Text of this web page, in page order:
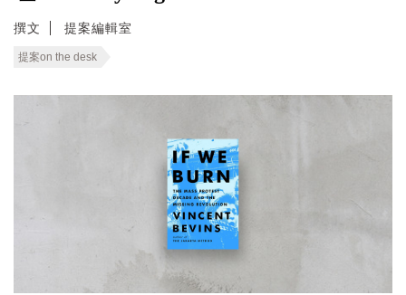
撰文 提案編輯室
提案on the desk